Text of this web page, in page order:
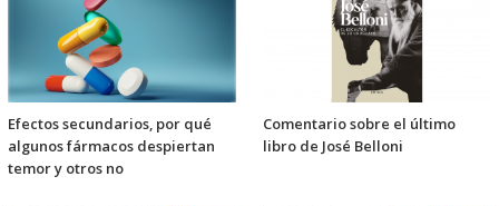
Efectos secundarios, por qué
algunos fármacos despiertan
temor y otros no
Comentario sobre el último
libro de José Belloni